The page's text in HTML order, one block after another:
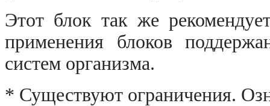
Этот блок так же
применения блоков
систем организма.
* Существуют ограничения.